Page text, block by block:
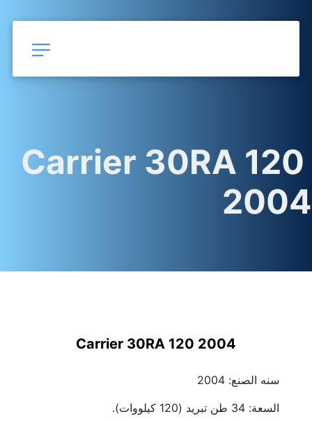
Carrier 30RA 120
2004
Carrier 30RA 120 2004
سنه الصنع: 2004
السعة: 34 طن تبريد (120 كيلووات).